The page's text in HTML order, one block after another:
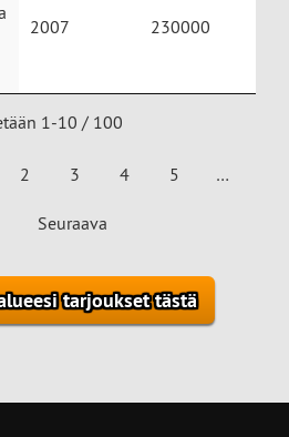
2007 230000
1-10 / 100
2 3 4 5 …
Seuraava
tarjoukset tästä